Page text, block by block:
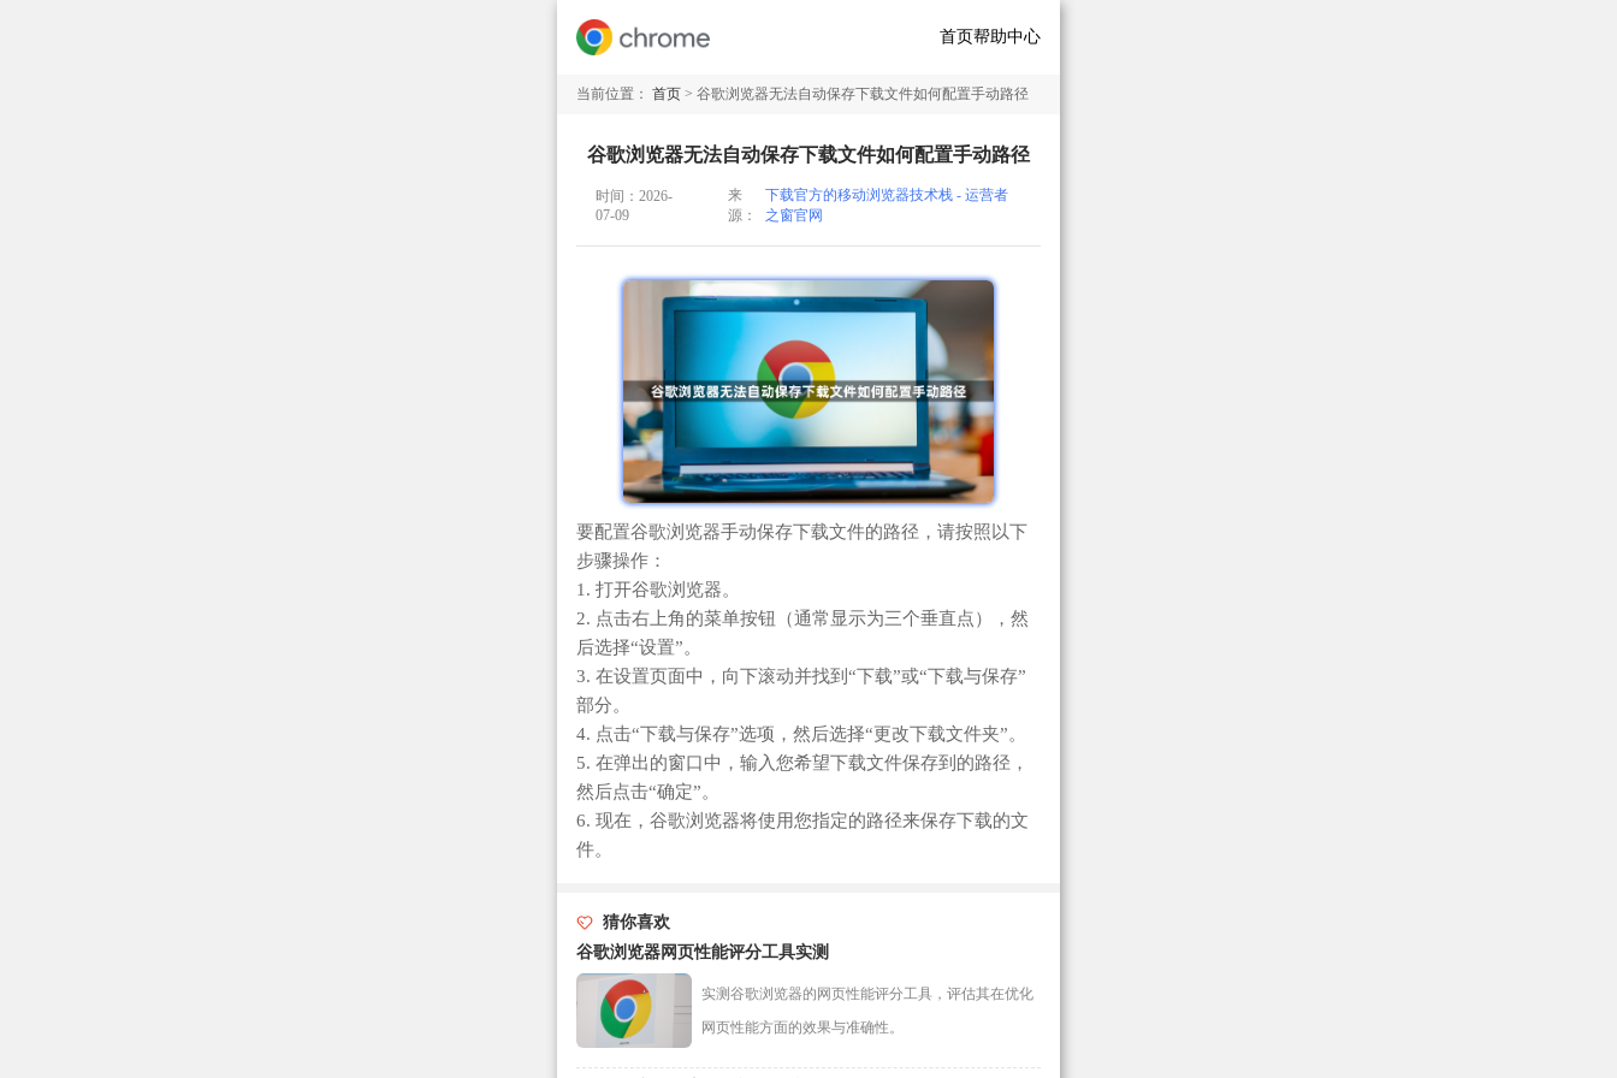
首页帮助中心
当前位置： 首页 > 谷歌浏览器无法自动保存下载文件如何配置手动路径
谷歌浏览器无法自动保存下载文件如何配置手动路径
时间：2026-
07-09
来
源：
下载官方的移动浏览器技术栈 - 运营者
之窗官网
要配置谷歌浏览器手动保存下载文件的路径，请按照以下
步骤操作：
1. 打开谷歌浏览器。
2. 点击右上角的菜单按钮（通常显示为三个垂直点），然
后选择“设置”。
3. 在设置页面中，向下滚动并找到“下载”或“下载与保存”
部分。
4. 点击“下载与保存”选项，然后选择“更改下载文件夹”。
5. 在弹出的窗口中，输入您希望下载文件保存到的路径，
然后点击“确定”。
6. 现在，谷歌浏览器将使用您指定的路径来保存下载的文
件。
猜你喜欢
谷歌浏览器网页性能评分工具实测
实测谷歌浏览器的网页性能评分工具，评估其在优化
网页性能方面的效果与准确性。